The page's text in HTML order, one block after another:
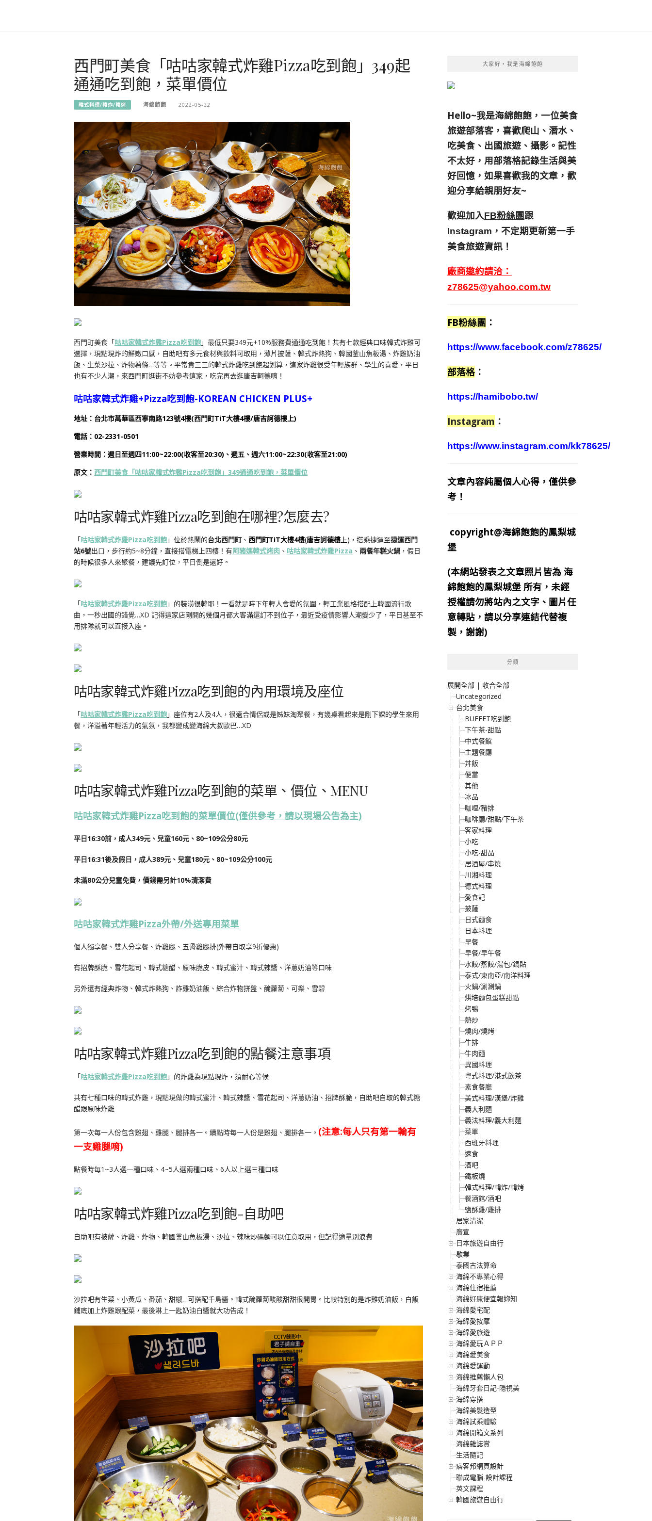
西門町美食「咕咕家韓式炸雞Pizza吃到飽」349起
通通吃到飽，菜單價位
韓式料理/韓炸/韓烤 海綿飽飽 2022-05-22
西門町美食「咕咕家韓式炸雞Pizza吃到飽」最低只要349元+10%服務費通通吃到飽！共有七款經典口味韓式炸雞可
選擇，現點現炸的鮮嫩口感，自助吧有多元食材與飲料可取用，薄片披薩、韓式炸熱狗、韓國釜山魚板湯、炸雞奶油
飯、生菜沙拉、炸物薯條…等等。平常貴三三的韓式炸雞吃到飽超划算，這家炸雞很受年輕族群、學生的喜愛，平日
也有不少人潮，來西門町逛街不妨參考這家，吃完再去逛唐吉軻德唷！
咕咕家韓式炸雞+Pizza吃到飽-KOREAN CHICKEN PLUS+
地址：台北市萬華區西寧南路123號4樓(西門町TiT大樓4樓/唐吉訶德樓上)
電話：02-2331-0501
營業時間： 週日至週四11:00~22:00(收客至20:30)、週五、週六11:00~22:30(收客至21:00)
原文： 西門町美食「咕咕家韓式炸雞Pizza吃到飽」349通通吃到飽，菜單價位
咕咕家韓式炸雞Pizza吃到飽在哪裡?怎麼去?
「咕咕家韓式炸雞Pizza吃到飽」位於熱鬧的台北西門町 、 西門町TiT大樓4樓(唐吉訶德樓 上) ，搭乘捷運至捷運西門
站6號出口，步行約5~8分鐘，直接搭電梯上四樓！有阿豬媽韓式烤肉 、 咕咕家韓式炸雞Pizza 、 兩餐年糕火鍋 ，假日
的時候很多人來聚餐，建議先訂位，平日倒是還好。
「咕咕家韓式炸雞Pizza吃到飽」的裝潢很韓耶！一看就是時下年輕人會愛的氛圍，輕工業風格搭配上韓國流行歌
曲，一秒出國的錯覺…XD 記得這家店剛開的幾個月都大客滿還訂不到位子，最近受疫情影響人潮變少了，平日甚至不
用排隊就可以直接入座。
咕咕家韓式炸雞Pizza吃到飽的內用環境及座位
「咕咕家韓式炸雞Pizza吃到飽」座位有2人及4人，很適合情侶或是姊妹淘聚餐，有幾桌看起來是剛下課的學生來用
餐，洋溢著年輕活力的氣氛，我都變成變海綿大叔歐巴…XD
咕咕家韓式炸雞Pizza吃到飽的菜單、價位、MENU
咕咕家韓式炸雞Pizza吃到飽的菜單價位(僅供參考，請以現場公告為主)
平日16:30前，成人349元、兒童160元、80~109公分80元
平日16:31後及假日，成人389元、兒童180元、80~109公分100元
未滿80公分兒童免費，價錢需另計10%清潔費
咕咕家韓式炸雞Pizza外帶/外送專用菜單
個人獨享餐、雙人分享餐、炸雞腿、五骨雞腿排(外帶自取享9折優惠)
有招牌酥脆、雪花起司、韓式糖醋、原味脆皮、韓式蜜汁、韓式辣醬、洋蔥奶油等口味
另外還有經典炸物、韓式炸熱狗、詐雞奶油飯、綜合炸物拼盤、醃蘿蔔、可樂、雪碧
咕咕家韓式炸雞Pizza吃到飽的點餐注意事項
「咕咕家韓式炸雞Pizza吃到飽」的炸雞為現點現炸，須耐心等候
共有七種口味的韓式炸雞，現點現做的韓式蜜汁、韓式辣醬、雪花起司、洋蔥奶油、招牌酥脆，自助吧自取的韓式糖
醋跟原味炸雞
第一次每一人份包含雞翅、雞腿、腿排各一。續點時每一人份是雞翅、腿排各一。 (注意:每人只有第一輪有
一支雞腿唷)
點餐時每1~3人選一種口味、4~5人選兩種口味、6人以上選三種口味
咕咕家韓式炸雞Pizza吃到飽-自助吧
自助吧有披薩、炸雞、炸物、韓國釜山魚板湯、沙拉、辣味炒碼麵可以任意取用，但記得適量別浪費
沙拉吧有生菜、小黃瓜、番茄、甜椒…可搭配千島醬。韓式醃蘿蔔酸酸甜甜很開胃。比較特別的是炸雞奶油飯，白飯
鋪底加上炸雞跟配菜，最後淋上一匙奶油白醬就大功告成！
大家好，我是海綿飽飽
Hello~我是海綿飽飽，一位美食
旅遊部落客， 喜歡爬山、潛水、
吃美食、出國旅遊、攝影。 記性
不太好，用部落格記錄生活與美
好回憶， 如果喜歡我的文章，歡
迎分享給親朋好友~
歡迎加入FB粉絲團跟
Instagram ，不定期更新第一手
美食旅遊資訊！
廠商邀約請洽：
z78625@yahoo.com.tw
FB粉絲團 ：
https://www.facebook.com/z78625/
部落格 ：
https://hamibobo.tw/
Instagram ：
https://www.instagram.com/kk78625/
文章內容純屬個人心得，僅供參
考！
copyright@海綿飽飽的鳳梨城
堡
(本網站發表之文章照片皆為 海
綿飽飽的鳳梨城堡 所有，未經
授權請勿將站內之文字、圖片任
意轉貼，請以分享連結代替複
製，謝謝)
分類
展開全部 | 收合全部
Uncategorized
台北美食
BUFFET吃到飽
下午茶-甜點
中式餐館
主題餐廳
丼飯
便當
其他
冰品
咖哩/豬排
咖啡廳/甜點/下午茶
客家料理
小吃
小吃-甜品
居酒屋/串燒
川湘料理
德式料理
愛食記
披薩
日式麵食
日本料理
早餐
早餐/早午餐
水餃/蒸餃/湯包/鍋貼
泰式/東南亞/南洋料理
火鍋/涮涮鍋
烘培麵包蛋糕甜點
烤鴨
熱炒
燒肉/燒烤
牛排
牛肉麵
異國料理
粵式料理/港式飲茶
素食餐廳
美式料理/漢堡/炸雞
義大利麵
義法料理/義大利麵
菜單
西班牙料理
速食
酒吧
鐵板燒
韓式料理/韓炸/韓烤
餐酒館/酒吧
鹽酥雞/雞排
居家清潔
廣宣
日本旅遊自由行
歇業
泰國古法算命
海綿不專業心得
海綿住宿推薦
海綿好康便宜報妳知
海綿愛宅配
海綿愛按摩
海綿愛旅遊
海綿愛玩ＡＰＰ
海綿愛美食
海綿愛運動
海綿推薦懶人包
海綿牙套日記-隱視美
海綿穿搭
海綿美髮造型
海綿試乘體驗
海綿開箱文系列
海綿雜誌賞
生活隨記
痞客邦網頁設計
聯成電腦-設計課程
英文課程
韓國旅遊自由行